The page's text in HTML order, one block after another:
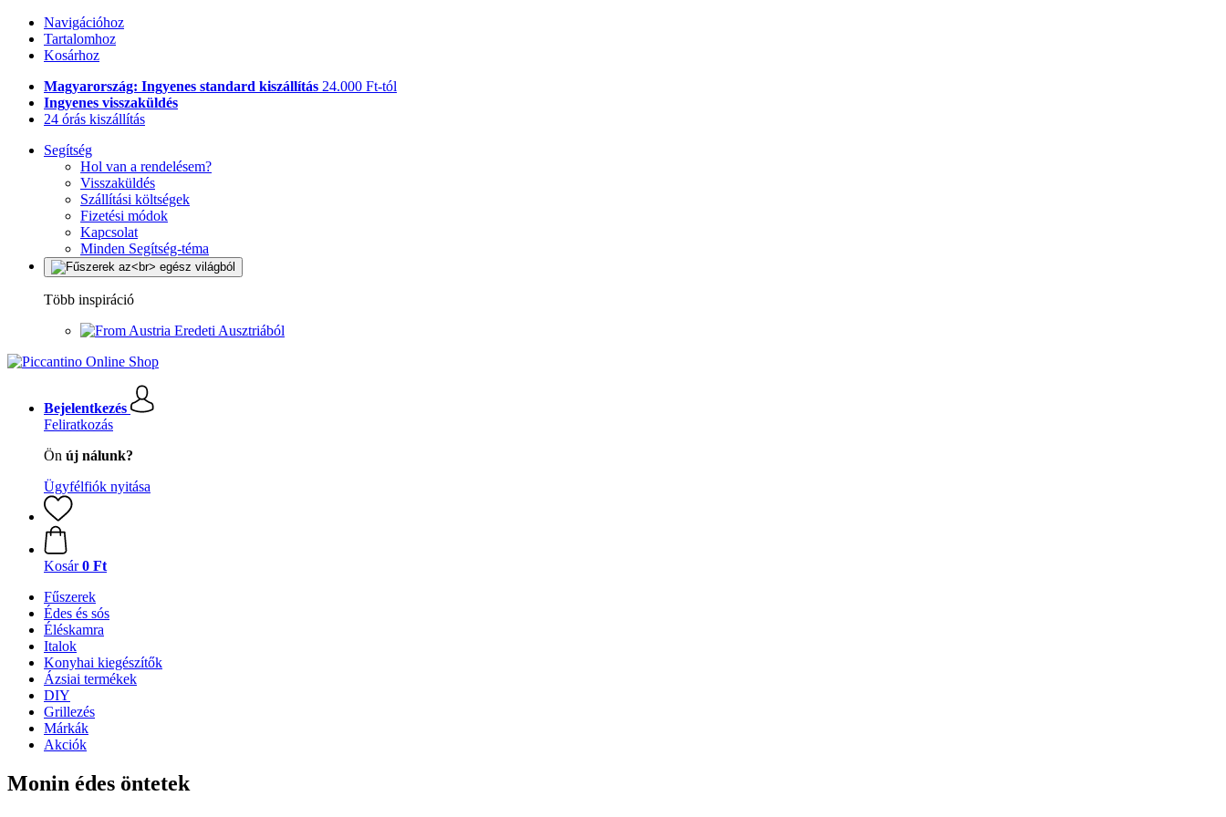
Navigációhoz
Tartalomhoz
Kosárhoz
Magyarország: Ingyenes standard kiszállítás 24.000 Ft-tól
Ingyenes visszaküldés
24 órás kiszállítás
Segítség
Hol van a rendelésem?
Visszaküldés
Szállítási költségek
Fizetési módok
Kapcsolat
Minden Segítség-téma
Több inspiráció
Eredeti Ausztriából
Bejelentkezés
Feliratkozás
Ön új nálunk?
Ügyfélfiók nyitása
Kosár 0 Ft
Fűszerek
Édes és sós
Éléskamra
Italok
Konyhai kiegészítők
Ázsiai termékek
DIY
Grillezés
Márkák
Akciók
Monin édes öntetek